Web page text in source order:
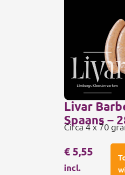
€5,55
incl.
Livar
Spaans –
Circa 4 x 70